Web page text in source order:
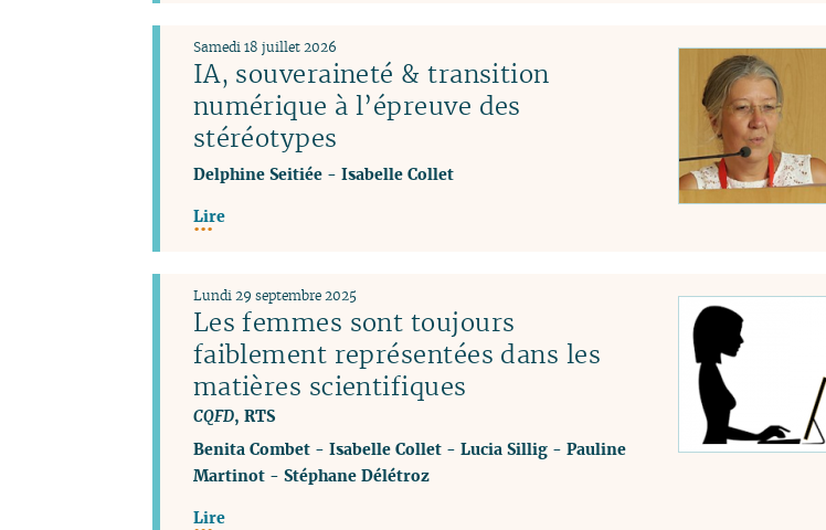
IA, souveraineté & transition
numérique à l’épreuve des
stéréotypes
Samedi 18 juillet 2026
Delphine Seitiée- Isabelle Collet
Lire
Les femmes sont toujours
faiblement représentées dans les
matières scientifiques
CQFD, RTS
Lundi 29 septembre 2025
Benita Combet- Isabelle Collet- Lucia Sillig- Pauline
Martinot- Stéphane Délétroz
Lire